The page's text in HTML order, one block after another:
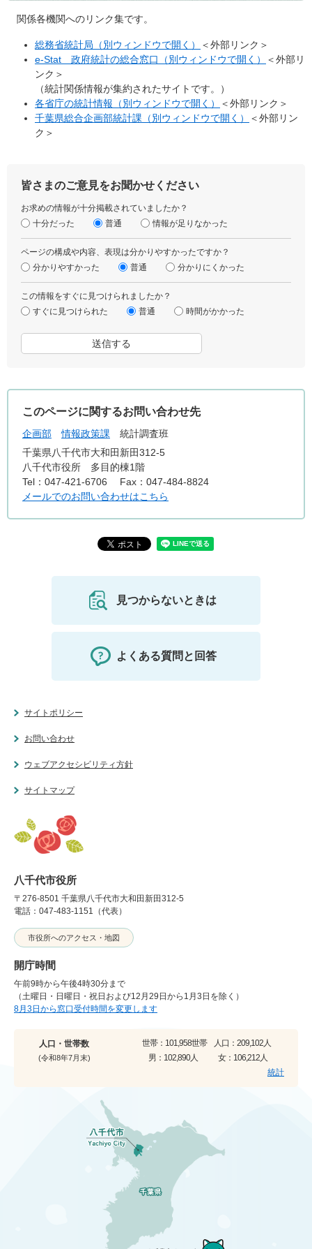
関係各機関へのリンク集です。
総務省統計局（別ウィンドウで開く）
＜外部リンク＞
e-Stat 政府統計の総合窓口（別ウィンドウで開く）
＜外部リ
ンク＞
（統計関係情報が集約されたサイトです。）
各省庁の統計情報（別ウィンドウで開く）
＜外部リンク＞
千葉県総合企画部統計課（別ウィンドウで開く）
＜外部リン
ク＞
皆さまのご意見をお聞かせください
お求めの情報が十分掲載されていましたか？
十分だった
普通 情報が足りなかった
ページの構成や内容、表現は分かりやすかったですか？
分かりやすかった
普通 分かりにくかった
この情報をすぐに見つけられましたか？
すぐに見つけられた
普通 時間がかかった
このページに関するお問い合わせ先
企画部 情報政策課
統計調査班
千葉県八千代市大和田新田312-5
八千代市役所 多目的棟1階
Tel：047-421-6706
Fax：047-484-8824
メールでのお問い合わせはこちら
見つからないときは
よくある質問と回答
サイトポリシー
お問い合わせ
ウェブアクセシビリティ方針
サイトマップ
八千代市役所
〒276-8501 千葉県八千代市大和田新田312-5
電話：047-483-1151（代表）
市役所へのアクセス・地図
開庁時間
午前9時から午後4時30分まで
（土曜日・日曜日・祝日および12月29日から1月3日を除く）
8月3日から窓口受付時間を変更します
人口・世帯数
(令和8年7月末)
世帯： 101,958世帯 人口： 209,102人
男： 102,890人 女： 106,212人
統計